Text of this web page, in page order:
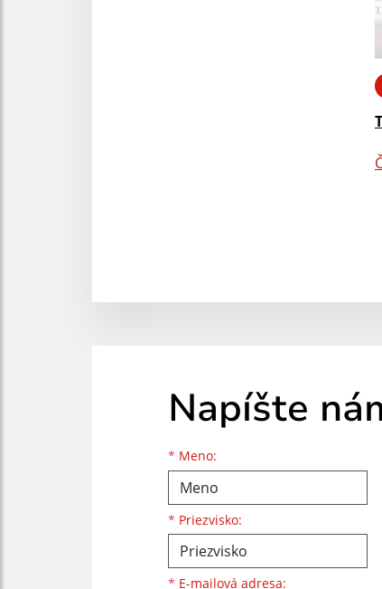
Napíšte
* Meno:
Meno
* Priezvisko:
Priezvisko
* E-mailová adresa:
E-mailová adresa